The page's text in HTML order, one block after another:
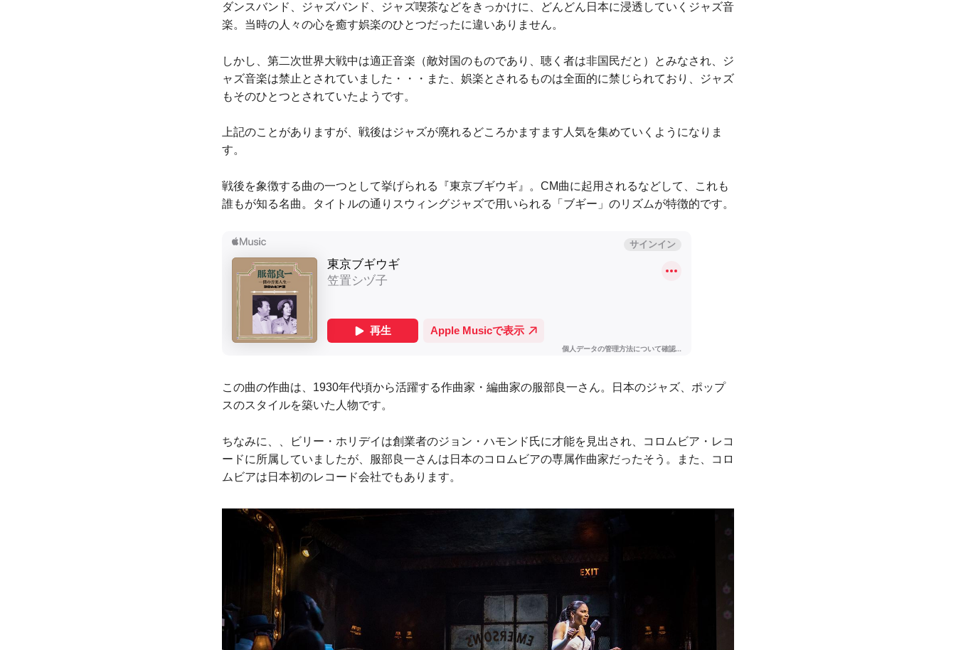
ダンスバンド、ジャズバンド、ジャズ喫茶などをきっかけに、どんどん日本に浸透していくジャズ音
楽。当時の人々の心を癒す娯楽のひとつだったに違いありません。
しかし、第二次世界大戦中は適正音楽（敵対国のものであり、聴く者は非国民だと）とみなされ、ジ
ャズ音楽は禁止とされていました・・・また、娯楽とされるものは全面的に禁じられており、ジャズ
もそのひとつとされていたようです。
上記のことがありますが、戦後はジャズが廃れるどころかますます人気を集めていくようになりま
す。
戦後を象徴する曲の一つとして挙げられる『東京ブギウギ』。CM曲に起用されるなどして、これも
誰もが知る名曲。タイトルの通りスウィングジャズで用いられる「ブギー」のリズムが特徴的です。
この曲の作曲は、1930年代頃から活躍する作曲家・編曲家の服部良一さん。日本のジャズ、ポップ
スのスタイルを築いた人物です。
ちなみに、、ビリー・ホリデイは創業者のジョン・ハモンド氏に才能を見出され、コロムビア・レコ
ードに所属していましたが、服部良一さんは日本のコロムビアの専属作曲家だったそう。また、コロ
ムビアは日本初のレコード会社でもあります。